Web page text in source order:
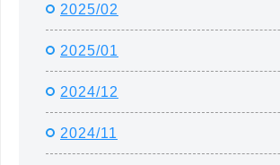
2025/02
2025/01
2024/12
2024/11